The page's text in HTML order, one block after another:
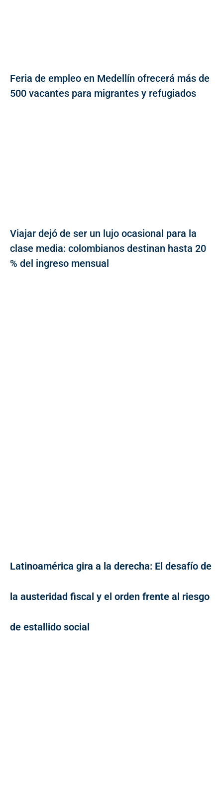
Feria de empleo en Medellín ofrecerá más de
500 vacantes para migrantes y refugiados
Viajar dejó de ser un lujo ocasional para la
clase media: colombianos destinan hasta 20
% del ingreso mensual
Latinoamérica gira a la derecha: El desafío de
la austeridad fiscal y el orden frente al riesgo
de estallido social